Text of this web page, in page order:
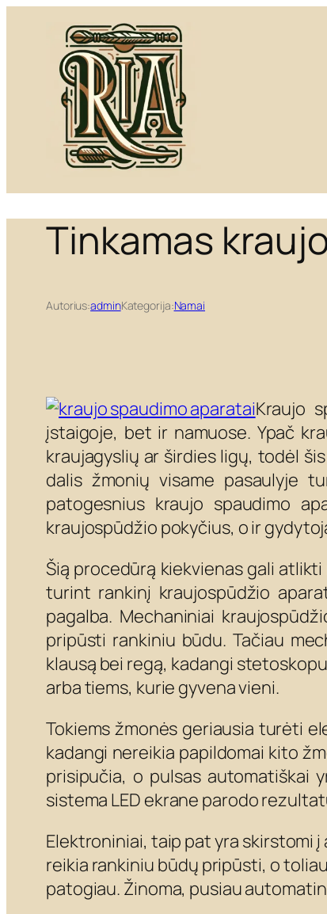
Tinkamas
Autorius:adminKategorija:Namai
Kraujo
įstaigoje, bet ir namuose. Ypač
kraujagyslių ar širdies ligų, todėl
dalis žmonių visame pasaulyje
patogesnius kraujo spaudimo
kraujospūdžio pokyčius, o ir
Šią procedūrą kiekvienas gali
turint rankinį kraujospūdžio
pagalba. Mechaniniai
pripūsti rankiniu būdu. Tačiau
klausą bei regą, kadangi
arba tiems, kurie gyvena vieni.
Tokiems žmonės geriausia turėti
kadangi nereikia papildomai kito
prisipučia, o pulsas automatiškai
sistema LED ekrane parodo
Elektroniniai, taip pat yra skirstomi
reikia rankiniu būdų pripūsti, o
patogiau. Žinoma, pusiau